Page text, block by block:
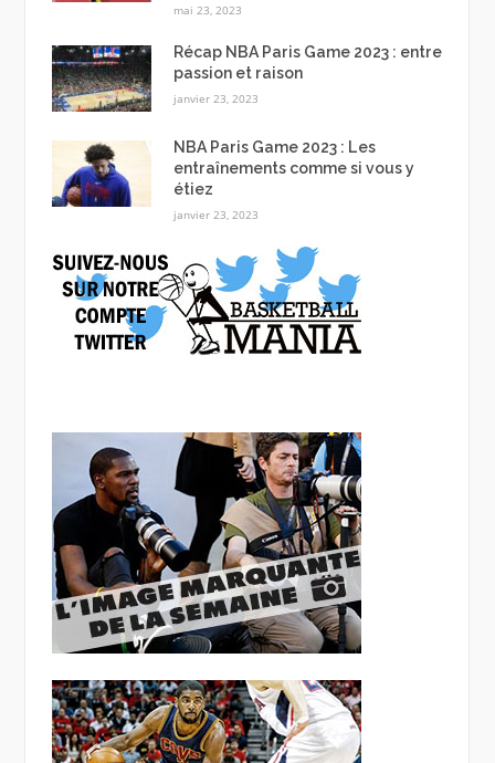
mai 23, 2023
Récap NBA Paris Game 2023 : entre
passion et raison
janvier 23, 2023
NBA Paris Game 2023 : Les
entraînements comme si vous y
étiez
janvier 23, 2023